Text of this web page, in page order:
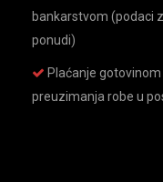
bankarstvom (podaci
ponudi)
Plaćanje
preuzimanja robe u